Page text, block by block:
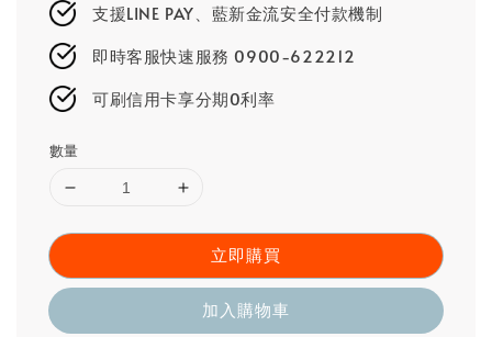
支援LINE PAY、藍新金流安全付款機制
即時客服快速服務 0900-622212
可刷信用卡享分期0利率
數量
立即購買
加入購物車